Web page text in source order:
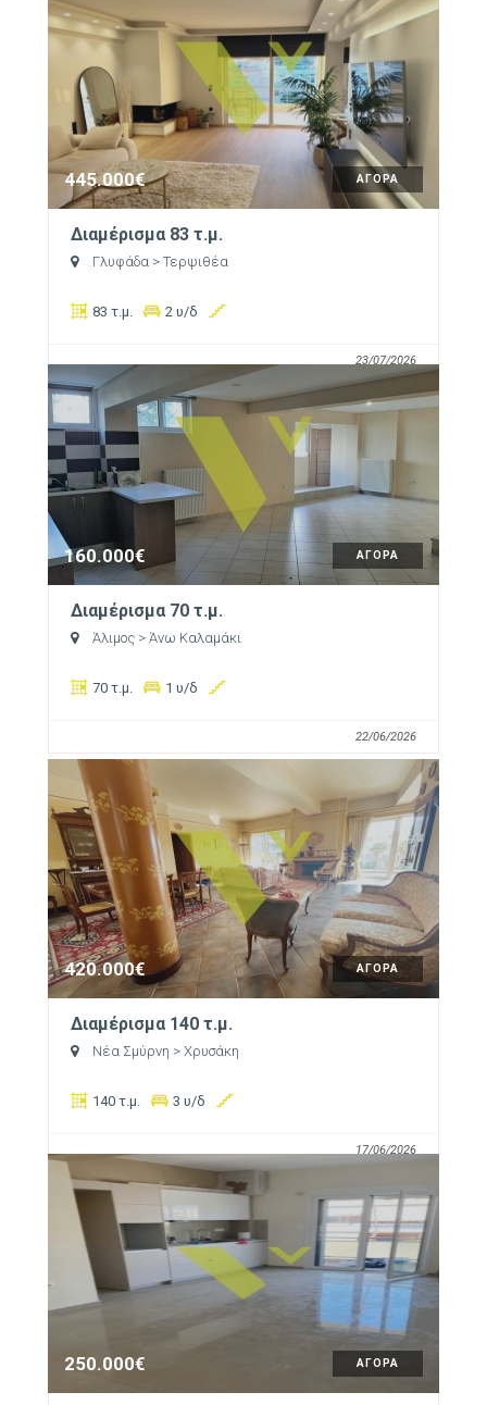
ΑΓΟΡΑ
445.000€
Διαμέρισμα 83 τ.μ.
Γλυφάδα > Τερψιθέα
83 τ.μ. 2 υ/δ
23/07/2026
ΑΓΟΡΑ
160.000€
Διαμέρισμα 70 τ.μ.
Άλιμος > Άνω Καλαμάκι
70 τ.μ. 1 υ/δ
22/06/2026
ΑΓΟΡΑ
420.000€
Διαμέρισμα 140 τ.μ.
Νέα Σμύρνη > Χρυσάκη
140 τ.μ. 3 υ/δ
17/06/2026
ΑΓΟΡΑ
250.000€